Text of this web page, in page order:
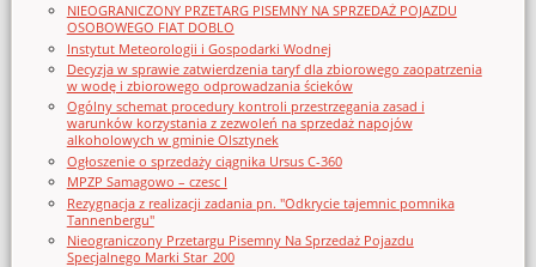
NIEOGRANICZONY PRZETARG PISEMNY NA SPRZEDAŻ POJAZDU
OSOBOWEGO FIAT DOBLO
Instytut Meteorologii i Gospodarki Wodnej
Decyzja w sprawie zatwierdzenia taryf dla zbiorowego zaopatrzenia
w wodę i zbiorowego odprowadzania ścieków
Ogólny schemat procedury kontroli przestrzegania zasad i
warunków korzystania z zezwoleń na sprzedaż napojów
alkoholowych w gminie Olsztynek
Ogłoszenie o sprzedaży ciągnika Ursus C-360
MPZP Samagowo – czesc I
Rezygnacja z realizacji zadania pn. "Odkrycie tajemnic pomnika
Tannenbergu"
Nieograniczony Przetargu Pisemny Na Sprzedaż Pojazdu
Specjalnego Marki Star_200